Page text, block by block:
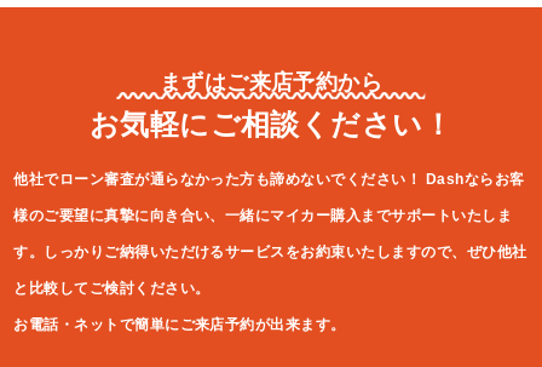
まずはご来店予約から
お気軽にご相談ください！
他社でローン審査が通らなかった方も諦めないでください！ Dashならお客
様のご要望に真摯に向き合い、一緒にマイカー購入ま でサポートいたしま
す。しっかりご納得いただけるサービスをお約束いたしますので、ぜひ他社
と比較してご検討ください。
お電話・ネットで簡単にご来店予約が出来ます。